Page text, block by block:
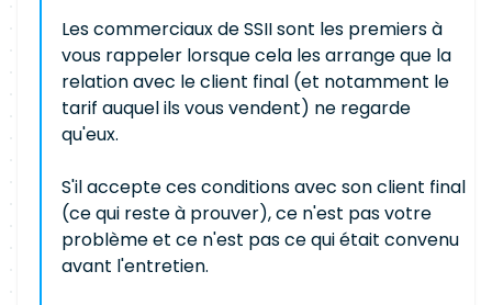
Les commerciaux de SSII sont les premiers à
vous rappeler lorsque cela les arrange que la
relation avec le client final (et notamment le
tarif auquel ils vous vendent) ne regarde
qu'eux.
S'il accepte ces conditions avec son client final
(ce qui reste à prouver), ce n'est pas votre
problème et ce n'est pas ce qui était convenu
avant l'entretien.